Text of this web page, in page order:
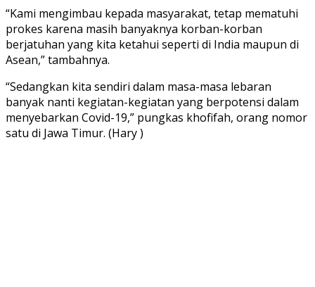
“Kami mengimbau kepada masyarakat, tetap mematuhi
prokes karena masih banyaknya korban-korban
berjatuhan yang kita ketahui seperti di India maupun di
Asean,” tambahnya.
“Sedangkan kita sendiri dalam masa-masa lebaran
banyak nanti kegiatan-kegiatan yang berpotensi dalam
menyebarkan Covid-19,” pungkas khofifah, orang nomor
satu di Jawa Timur. (Hary )